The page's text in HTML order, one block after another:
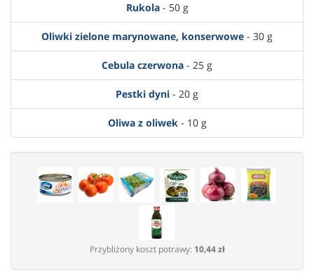
Rukola- 50 g
Oliwki zielone marynowane, konserwowe - 30 g
Cebula czerwona - 25 g
Pestki dyni - 20 g
Oliwa z oliwek- 10 g
Przybliżony koszt potrawy: 10,44 zł